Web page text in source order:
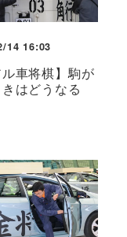
14 16:03
ル車将棋】駒が
はどうなる